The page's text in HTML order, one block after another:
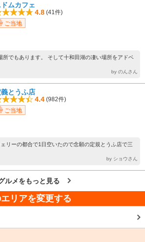
ドムカフェ
4.8 (41件)
ご当地
所でもあります。 そして十和田湖の凄い場所をアドベ
by のんさん
義とうふ店
4.4 (982件)
ご当地
リーの都合で1日空いたので念願の定規とうふ店で三
by ショウさん
ルメをもっと見る
リアを変更する